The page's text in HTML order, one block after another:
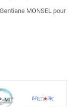
MONSEL pour